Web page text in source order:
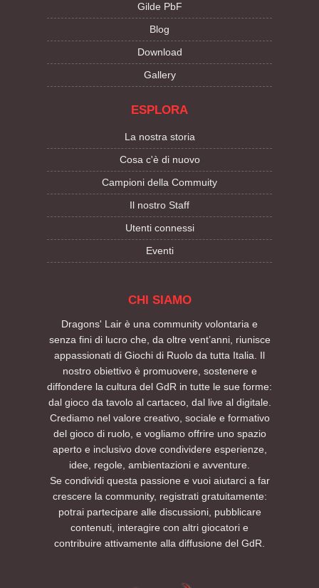
Gilde PbF
Blog
Download
Gallery
ESPLORA
La nostra storia
Cosa c'è di nuovo
Campioni della Commuity
Il nostro Staff
Utenti connessi
Eventi
CHI SIAMO
Dragons' Lair è una community volontaria e
senza fini di lucro che, da oltre vent’anni, riunisce
appassionati di Giochi di Ruolo da tutta Italia. Il
nostro obiettivo è promuovere, sostenere e
diffondere la cultura del GdR in tutte le sue forme:
dal gioco da tavolo al cartaceo, dal live al digitale.
Crediamo nel valore creativo, sociale e formativo
del gioco di ruolo, e vogliamo offrire uno spazio
aperto e inclusivo dove condividere esperienze,
idee, regole, ambientazioni e avventure.
Se condividi questa passione e vuoi aiutarci a far
crescere la community, registrati gratuitamente:
potrai partecipare alle discussioni, pubblicare
contenuti, interagire con altri giocatori e
contribuire attivamente alla diffusione del GdR.